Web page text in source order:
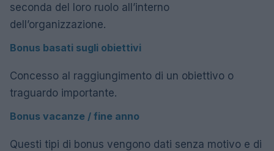
seconda del loro ruolo all’interno
dell’organizzazione.
Bonus basati sugli obiettivi
Concesso al raggiungimento di un obiettivo o
traguardo importante.
Bonus vacanze / fine anno
Questi tipi di bonus vengono dati senza motivo e di